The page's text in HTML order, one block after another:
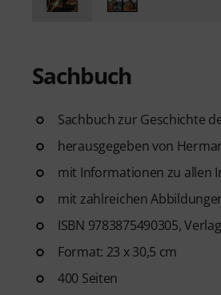
Sachbuch
Sachbuch zur Geschichte
herausgegeben von
mit Informationen zu allen
mit zahlreichen
ISBN 9783875490305,
Format: 23 x 30,5 cm
400 Seiten